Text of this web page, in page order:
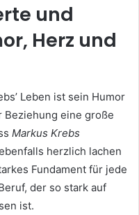
und
Herz und
Leben ist sein Humor
Beziehung eine große
Markus Krebs
herzlich lachen
Fundament für jede
der so stark auf
ist.